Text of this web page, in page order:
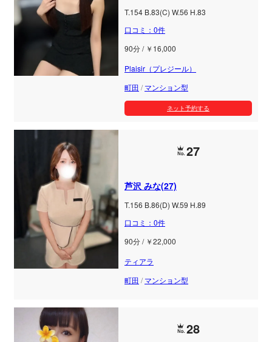
T.154 B.83(C) W.56 H.83
口コミ：0件
90分 / ￥16,000
Plaisir（プレジール）
町田 /マンション型
ネット予約する
27
芦沢 みな(27)
T.156 B.86(D) W.59 H.89
口コミ：0件
90分 / ￥22,000
ティアラ
町田 /マンション型
28